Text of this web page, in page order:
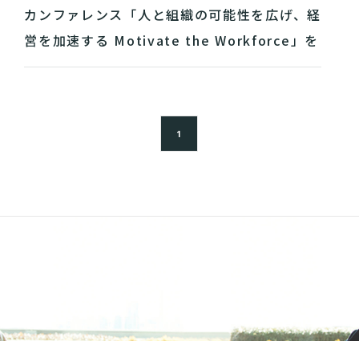
カンファレンス「人と組織の可能性を広げ、経
営を加速する Motivate the Workforce」を
開催
1